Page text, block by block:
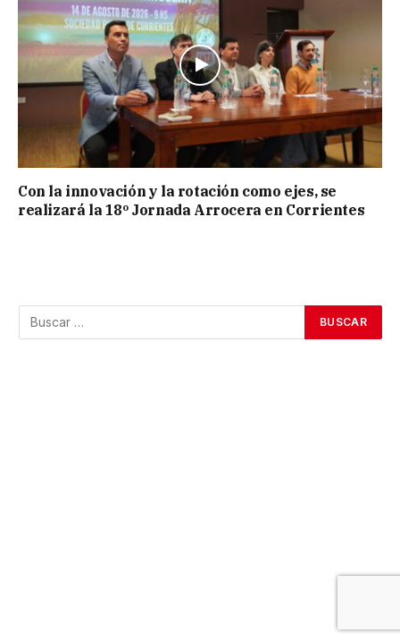
Con la innovación y la rotación como ejes, se
realizará la 18º Jornada Arrocera en Corrientes